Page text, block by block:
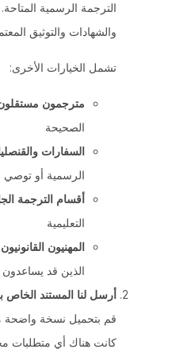
الترجمة الرسمية
والشهادات والتوثيق
تشمل الخيارات الأخرى:
مترجمون
الصحيحة
السفارات
الرسمية أو توصي
أقسام الترجمة
التعليمية
المهنيون القانونيون
الذين قد
أرسل لنا المستند
قم بتحميل نسخة واضحة
كانت هناك أي متطلبات